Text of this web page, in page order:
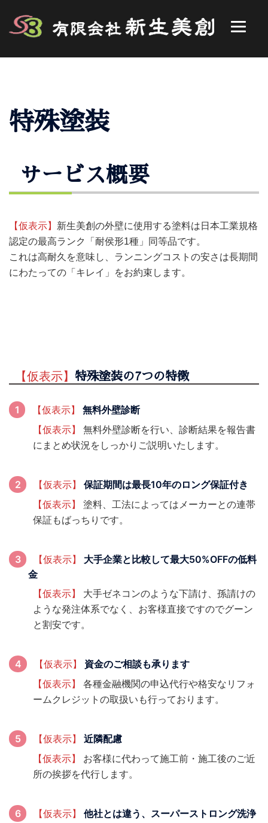
特殊塗装
サービス概要
【仮表示】 新生美創の外壁に使用する塗料は日本工業規格
認定の最高ランク「耐侯形1種」同等品です。
これは高耐久を意味し、ランニングコストの安さは長期間
にわたっての「キレイ」をお約束します。
【仮表示】 特殊塗装の7つの特徴
【仮表示】 無料外壁診断
【仮表示】
無料外壁診断を行い、診断結果を報告書
にまとめ状況をしっかりご説明いたします。
【仮表示】 保証期間は最長10年のロング保証付き
【仮表示】
塗料、工法によってはメーカーとの連帯
保証もばっちりです。
【仮表示】
大手企業と比較して最大50%OFFの低料
金
【仮表示】
大手ゼネコンのような下請け、孫請けの
ような発注体系でなく、お客様直接ですのでグーン
と割安です。
【仮表示】 資金のご相談も承ります
【仮表示】
各種金融機関の申込代行や格安なリフォ
ームクレジットの取扱いも行っております。
【仮表示】 近隣配慮
【仮表示】
お客様に代わって施工前・施工後のご近
所の挨拶を代行します。
【仮表示】 他社とは違う、スーパーストロング洗浄